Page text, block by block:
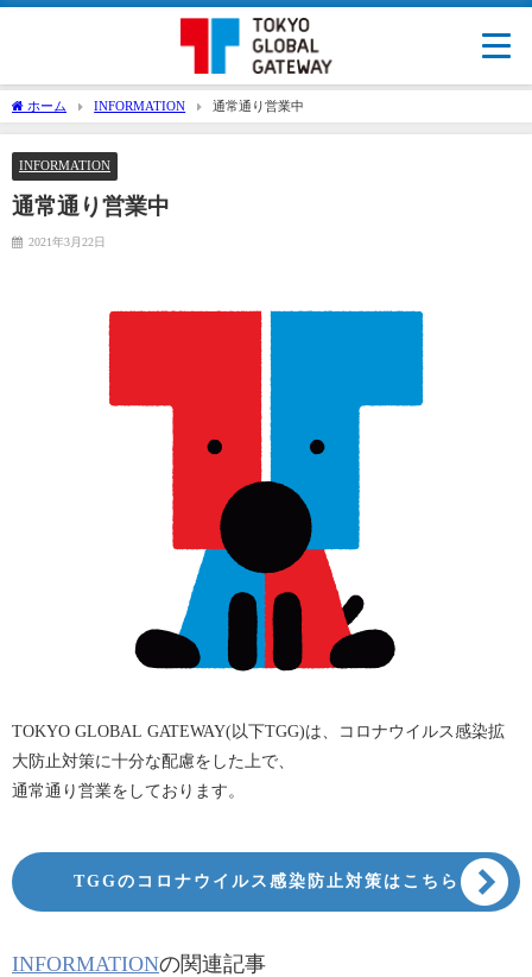
ホーム INFORMATION 通常通り営業中
INFORMATION
通常通り営業中
2021年3月22日
TOKYO GLOBAL GATEWAY(以下TGG)は、コロナウイルス感染拡
大防止対策に十分な配慮をした上で、
通常通り営業をしております。
TGGのコロナウイルス感染防止対策はこちら
INFORMATIONの関連記事